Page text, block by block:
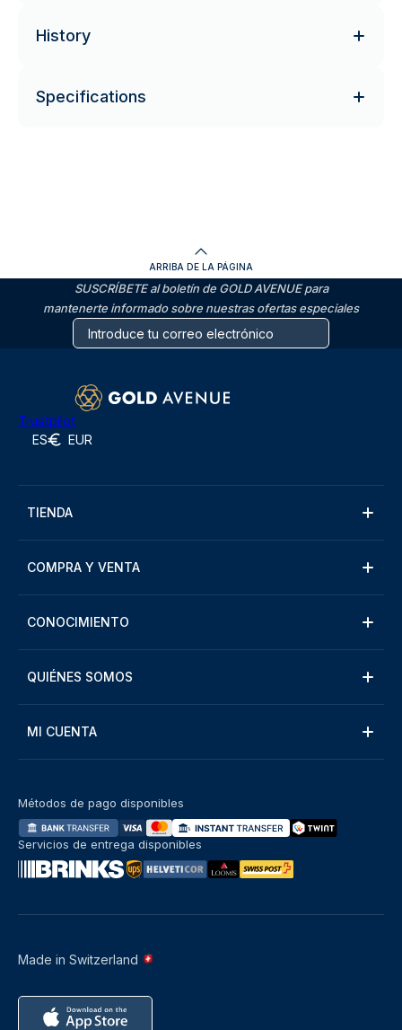
History
Specifications
ARRIBA DE LA PÁGINA
SUSCRÍBETE al boletín de GOLD AVENUE para
mantenerte informado sobre nuestras ofertas especiales
Trustpilot
ES EUR
TIENDA
COMPRA Y VENTA
CONOCIMIENTO
QUIÉNES SOMOS
MI CUENTA
Made in Switzerland
Métodos de pago disponibles
Servicios de entrega disponibles